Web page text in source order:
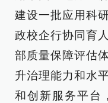
建设一批应用科
政校企行协同育
部质量保障评估
升治理能力和水
和创新服务平台